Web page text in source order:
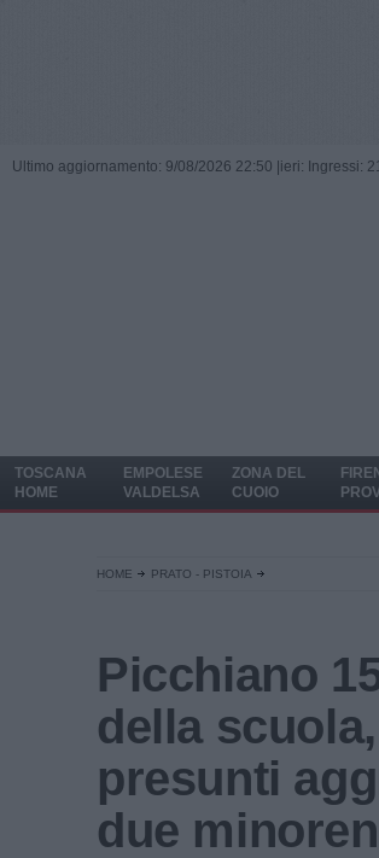
Ultimo aggiornamento: 9/08/2026 22:50 | ieri: Ingressi:
TOSCANA
HOME
EMPOLESE
VALDELSA
ZONA DEL
CUOIO
HOME PRATO - PISTOIA
Picchiano
della
presunti
due